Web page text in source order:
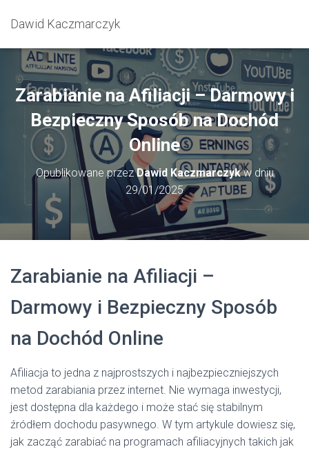
Dawid Kaczmarczyk
Zarabianie na Afiliacji – Darmowy i
Bezpieczny Sposób na Dochód
Online
Opublikowane przezDawid Kaczmarczykw dniu
29/01/2025
Zarabianie na Afiliacji –
Darmowy i Bezpieczny Sposób
na Dochód Online
Afiliacja to jedna z najprostszych i najbezpieczniejszych
metod zarabiania przez internet. Nie wymaga inwestycji,
jest dostępna dla każdego i może stać się stabilnym
źródłem dochodu pasywnego. W tym artykule dowiesz się,
jak zacząć zarabiać na programach afiliacyjnych takich jak